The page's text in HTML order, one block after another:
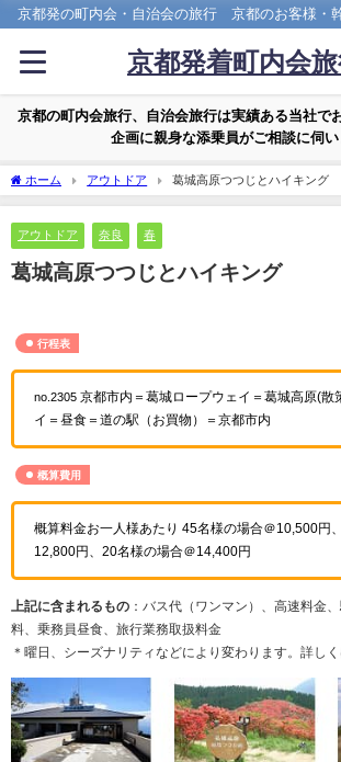
京都発の町内会・自治会の旅行 京都のお客様・
京都発着町内会
京都の町内会旅行、自治会旅行は実績ある当社で
企画に親身な添乗員がご相談に伺い
ホーム アウトドア 葛城高原つつじとハイキング
アウトドア 奈良 春
葛城高原つつじとハイキング
行程表
no.2305 京都市内＝葛城ロープウェイ＝葛城高原(散
イ＝昼食＝道の駅（お買物）＝京都市内
概算費用
概算料金お一人様あたり 45名様の場合＠10,500円
12,800円、20名様の場合＠14,400円
上記に含まれるもの ：バス代（ワンマン）、高速料金
料、乗務員昼食、旅行業務取扱料金
＊曜日、シーズナリティなどにより変わります。詳しく